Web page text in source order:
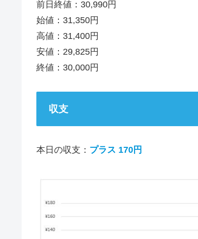
前日終値：30,990円
始値：31,350円
高値：31,400円
安値：29,825円
終値：30,000円
収支
本日の収支： プラス 170円